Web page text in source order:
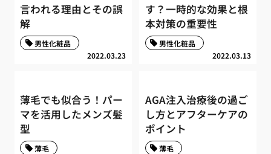
言われる理由とその誤
解
2022.03.23
男性化粧品
す？一時的な効果と根
本対策の重要性
2022.03.13
男性化粧品
薄毛でも似合う！パー
マを活用したメンズ髪
型
薄毛
AGA注入治療後の過ご
し方とアフターケアの
ポイント
薄毛